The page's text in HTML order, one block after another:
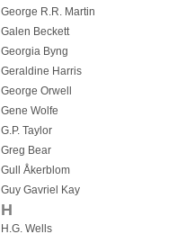
George R.R. Martin
Galen Beckett
Georgia Byng
Geraldine Harris
George Orwell
Gene Wolfe
G.P. Taylor
Greg Bear
Gull Åkerblom
Guy Gavriel Kay
H
H.G. Wells